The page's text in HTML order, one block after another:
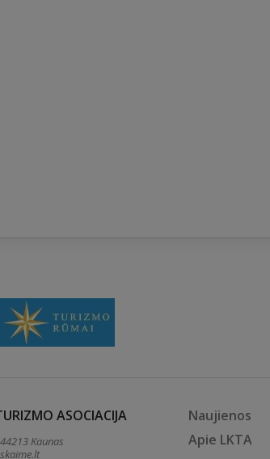
ASOCIACIJA
Kaunas
Naujienos
Apie LKTA